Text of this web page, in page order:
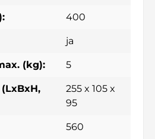
400
ja
(kg): 5
255 x 105 x
95
560